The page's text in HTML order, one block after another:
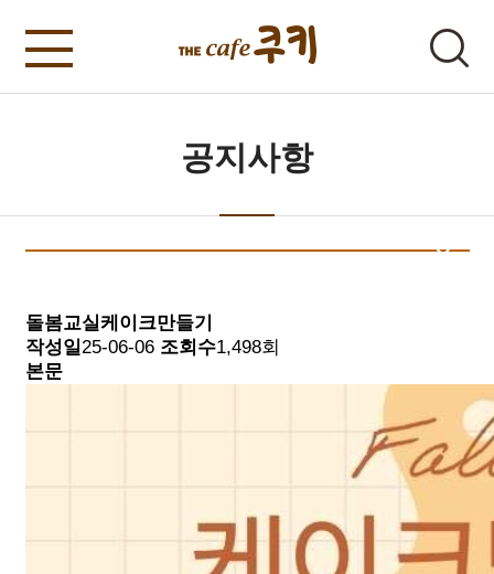
공지사항
돌봄교실케이크만들기
작성일 25-06-06 조회수1,498회
본문